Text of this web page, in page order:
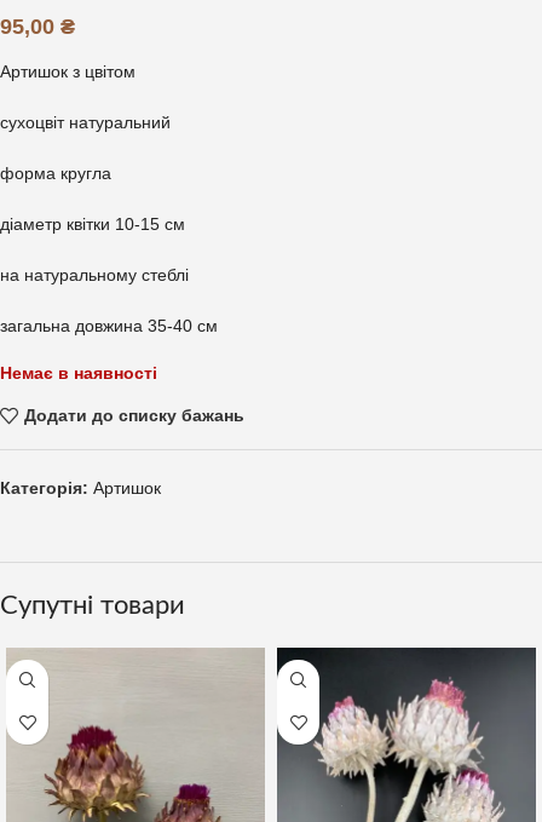
95,00 ₴
Артишок з цвітом
сухоцвіт натуральний
форма кругла
діаметр квітки 10-15 см
на натуральному стеблі
загальна довжина 35-40 см
Немає в наявності
Додати до списку бажань
Категорія: Артишок
Супутні товари